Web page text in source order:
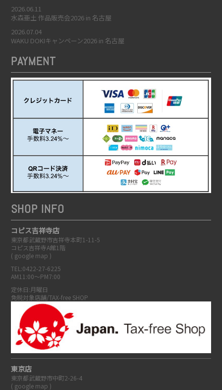
2026.06.11
水森亜土 作品販売会2026 in 名古屋
2026.07.04
WAKU DOKIキャンペーン2026 in 名古屋
PAYMENT
SHOP INFO
コピス吉祥寺店
東京都武蔵野市吉祥寺本町1-11-5
コピス吉祥寺A館1階
( google map )
TEL:0422-27-6225
AM11:00～PM7:00
定休日:月曜日
免税対象店舗/TAX-free SHOP
東京店
東京都武蔵野市中町2-26-4
( google map )